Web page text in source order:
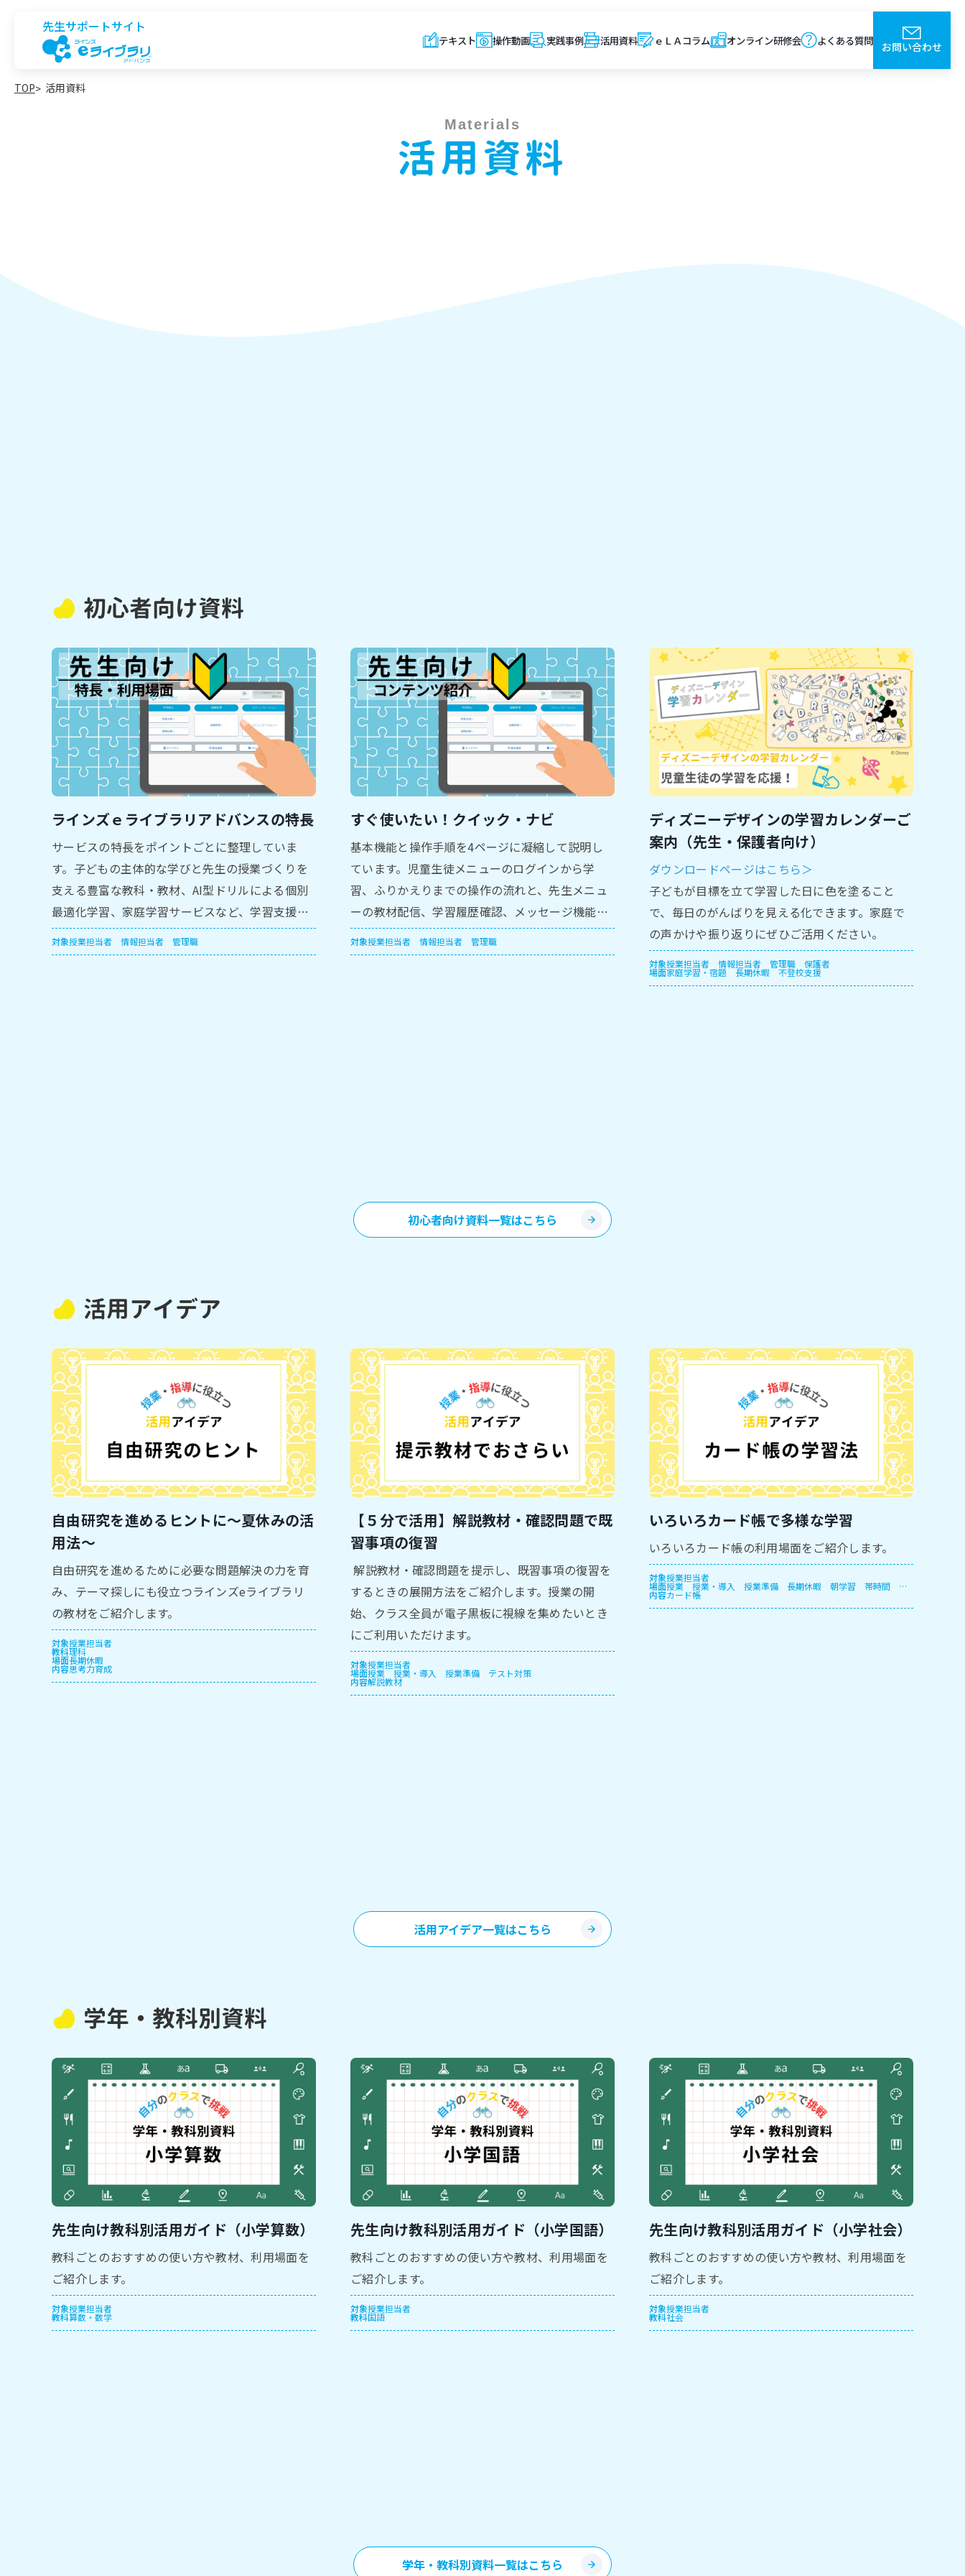
先生サポートサイト
テキスト 操作動画 実践事例 活用資料 ｅＬＡコラム オンライン研修会 よくある質問 お問い合わせ
TOP 活用資料
Materials
活用資料
初心者向け資料
ラインズｅライブラリアドバンスの特長
サービスの特長をポイントごとに整理していま
す。子どもの主体的な学びと先生の授業づくりを
支える豊富な教科・教材、AI型ドリルによる個別
最適化学習、家庭学習サービスなど、学習支援の
全体像をつかむのに役立ちます。
対象授業担当者 情報担当者 管理職
すぐ使いたい！クイック・ナビ
基本機能と操作手順を4ページに凝縮して説明し
ています。児童生徒メニューのログインから学
習、ふりかえりまでの操作の流れと、先生メニュ
ーの教材配信、学習履歴確認、メッセージ機能を
紹介しています。
対象授業担当者 情報担当者 管理職
ディズニーデザインの学習カレンダーご
案内（先生・保護者向け）
ダウンロードページはこちら＞
子どもが目標を立て学習した日に色を塗ること
で、毎日のがんばりを見える化できます。家庭で
の声かけや振り返りにぜひご活用ください。
対象授業担当者 情報担当者 管理職 保護者
場面家庭学習・宿題 長期休暇 不登校支援
初心者向け資料一覧はこちら
活用アイデア
自由研究を進めるヒントに～夏休みの活
用法～
自由研究を進めるために必要な問題解決の力を育
み、テーマ探しにも役立つラインズeライブラリ
の教材をご紹介します。
対象授業担当者
教科理科
場面長期休暇
内容思考力育成
【５分で活用】解説教材・確認問題で既
習事項の復習
解説教材・確認問題を提示し、既習事項の復習を
するときの展開方法をご紹介します。授業の開
始、クラス全員が電子黒板に視線を集めたいとき
にご利用いただけます。
対象授業担当者
場面授業 授業・導入 授業準備 テスト対策
内容解説教材
いろいろカード帳で多様な学習
いろいろカード帳の利用場面をご紹介します。
対象授業担当者
場面授業 授業・導入 授業準備 長期休暇 朝学習 帯時間 放
課後 休み時間
内容カード帳
活用アイデア一覧はこちら
学年・教科別資料
先生向け教科別活用ガイド（小学算数）
教科ごとのおすすめの使い方や教材、利用場面を
ご紹介します。
対象授業担当者
教科算数・数学
先生向け教科別活用ガイド（小学国語）
教科ごとのおすすめの使い方や教材、利用場面を
ご紹介します。
対象授業担当者
教科国語
先生向け教科別活用ガイド（小学社会）
教科ごとのおすすめの使い方や教材、利用場面を
ご紹介します。
対象授業担当者
教科社会
学年・教科別資料一覧はこちら